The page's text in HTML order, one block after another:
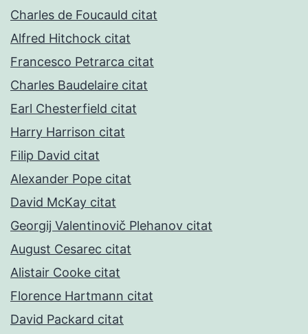
Charles de Foucauld citat
Alfred Hitchock citat
Francesco Petrarca citat
Charles Baudelaire citat
Earl Chesterfield citat
Harry Harrison citat
Filip David citat
Alexander Pope citat
David McKay citat
Georgij Valentinovič Plehanov citat
August Cesarec citat
Alistair Cooke citat
Florence Hartmann citat
David Packard citat